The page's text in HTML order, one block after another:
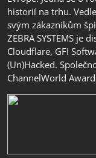
historií na trhu.
svým zákazníkům
ZEBRA SYSTEMS je
Cloudflare, GFI
(Un)Hacked.
ChannelWorld